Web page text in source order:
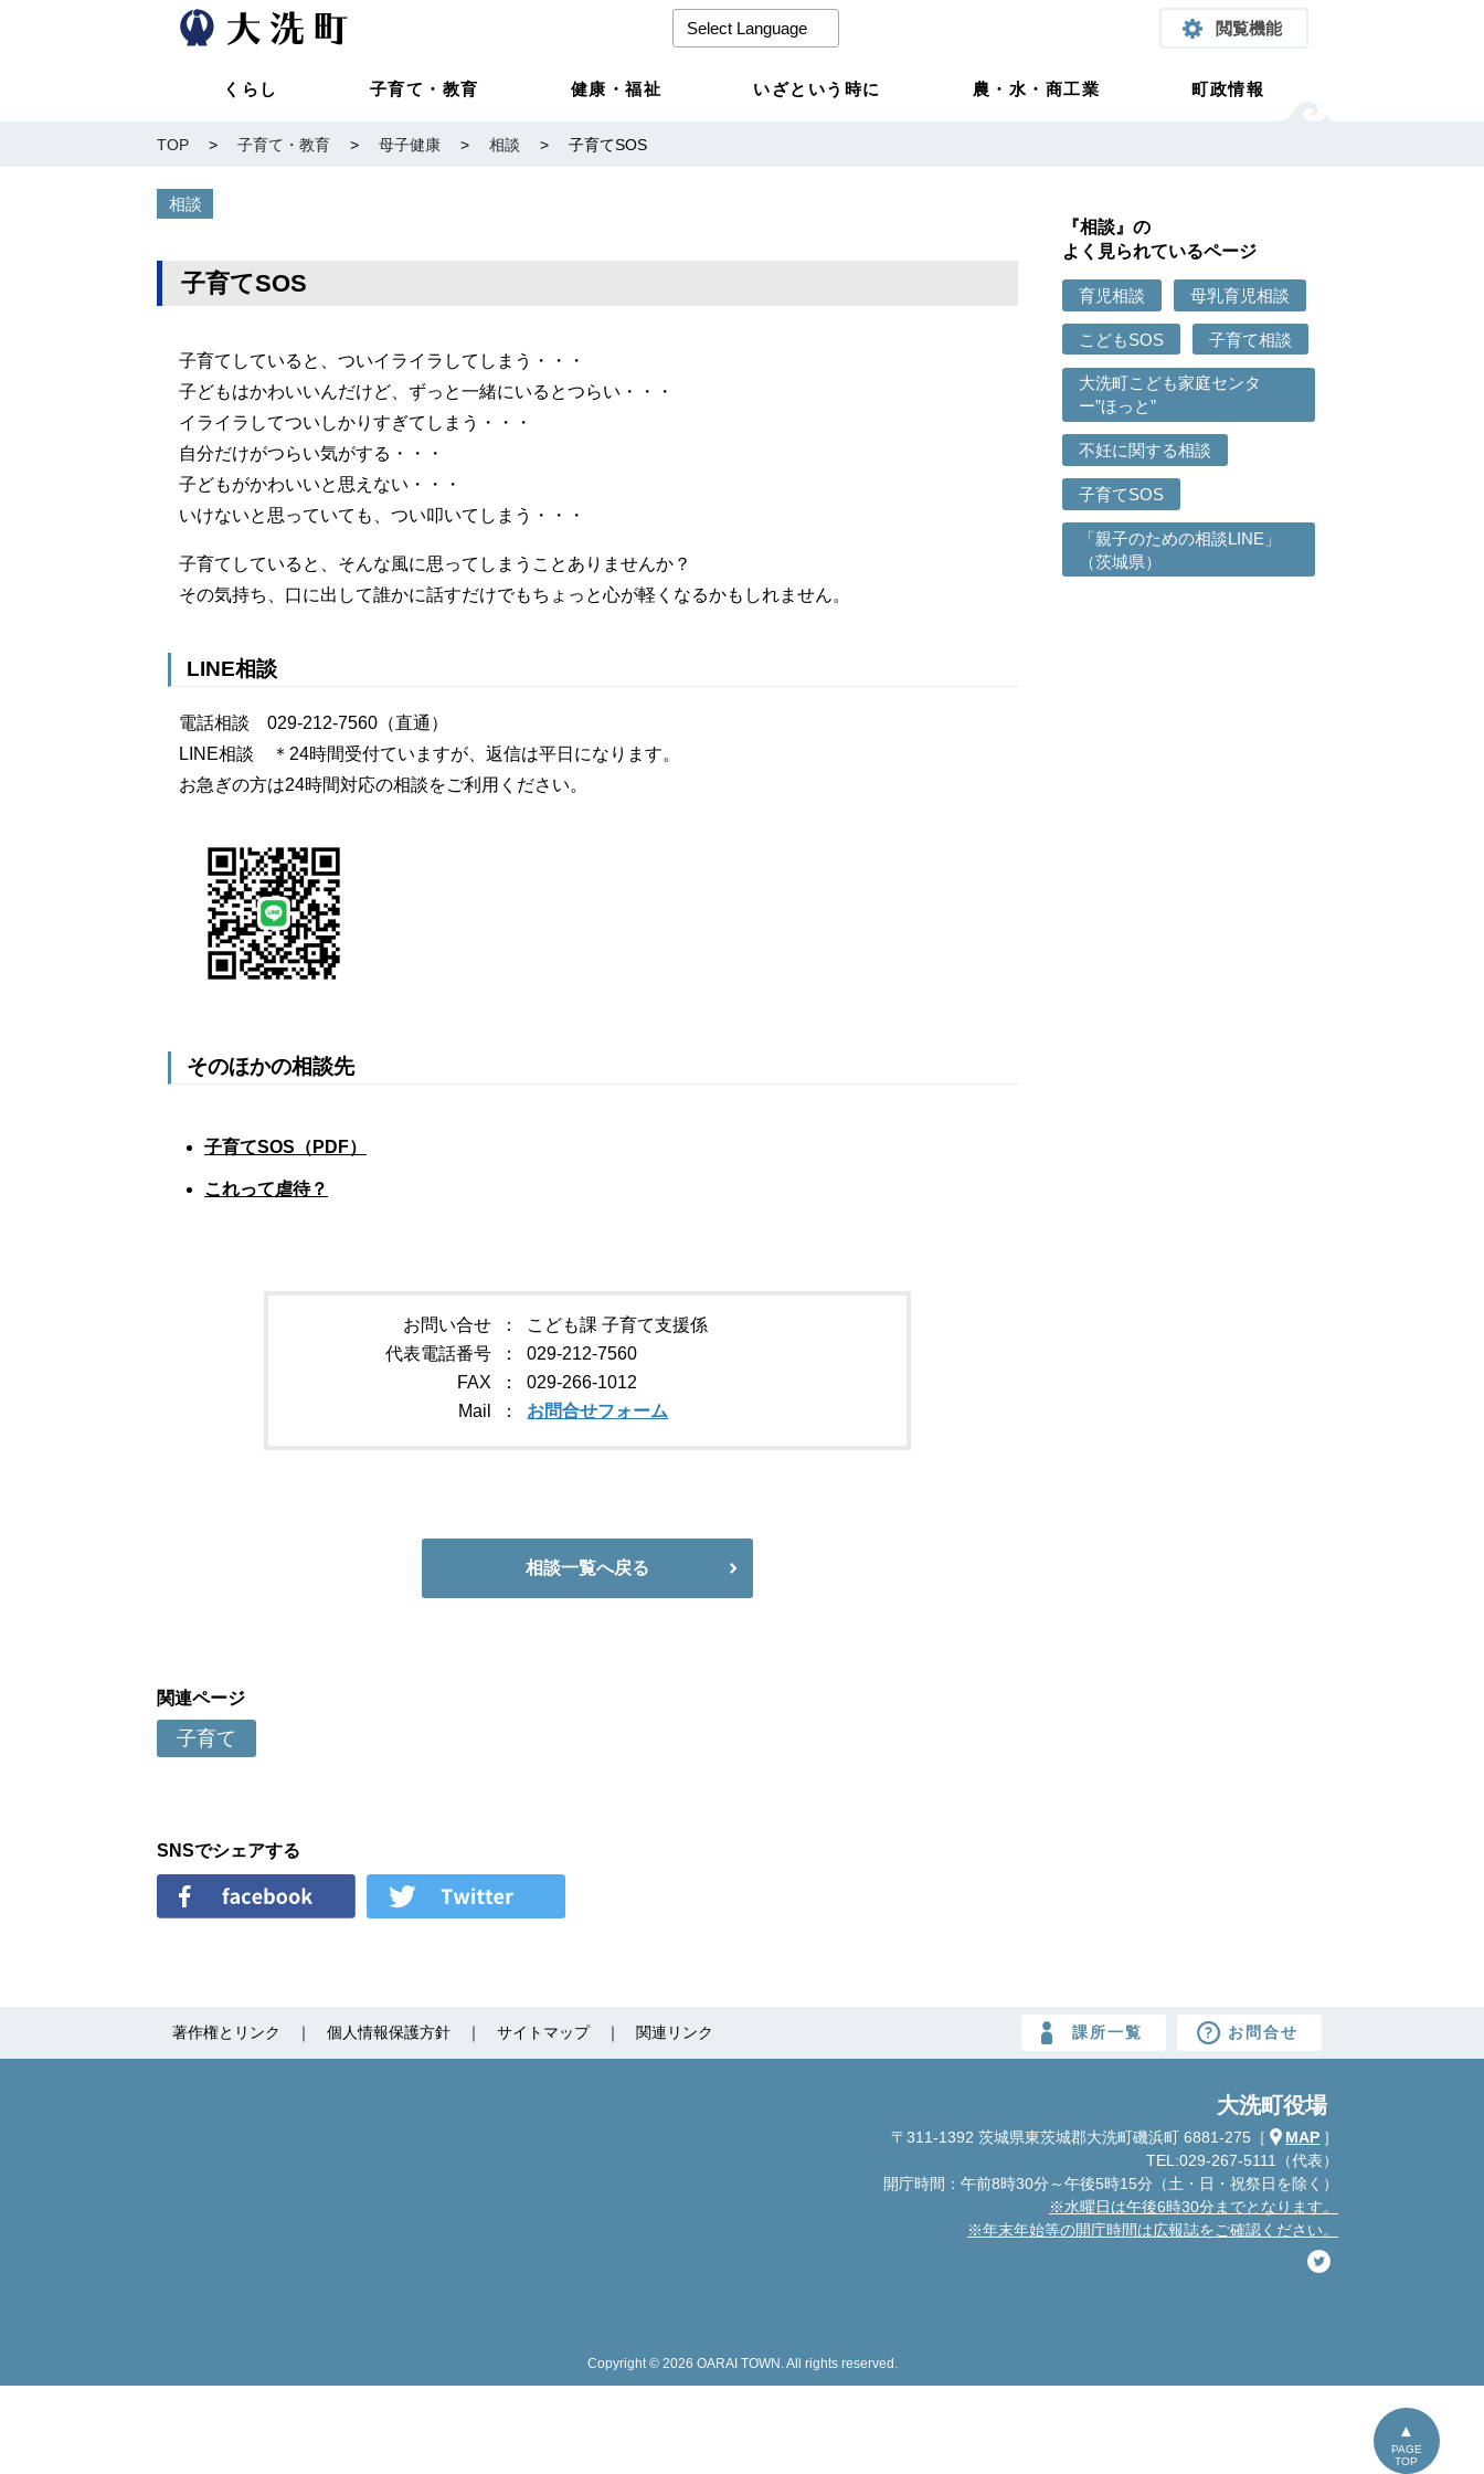
閲覧機能
くらし 子育て・教育 健康・福祉 いざという時に 農・水・商工業 町政情報
TOP > 子育て・教育 > 母子健康 > 相談 > 子育てSOS
相談
子育てSOS
子育てしていると、ついイライラしてしまう・・・
子どもはかわいいんだけど、ずっと一緒にいるとつらい・・・
イライラしてついしかりすぎてしまう・・・
自分だけがつらい気がする・・・
子どもがかわいいと思えない・・・
いけないと思っていても、つい叩いてしまう・・・
子育てしていると、そんな風に思ってしまうことありませんか？
その気持ち、口に出して誰かに話すだけでもちょっと心が軽くなるかもしれません。
LINE相談
電話相談 029-212-7560（直通）
LINE相談 ＊24時間受付ていますが、返信は平日になります。
お急ぎの方は24時間対応の相談をご利用ください。
そのほかの相談先
子育てSOS（PDF）
これって虐待？
お問い合せ
こども課 子育て支援係
代表電話番号
029-212-7560
FAX
029-266-1012
Mail
お問合せフォーム
相談一覧へ戻る
関連ページ
子育て
SNSでシェアする
『相談』の
よく見られているページ
育児相談 母乳育児相談
こどもSOS 子育て相談
大洗町こども家庭センタ
ー”ほっと”
不妊に関する相談
子育てSOS
「親子のための相談LINE」
（茨城県）
PAGE
TOP
著作権とリンク 個人情報保護方針 サイトマップ 関連リンク 課所一覧 お問合せ
大洗町役場
〒311-1392 茨城県東茨城郡大洗町磯浜町 6881-275 ［ MAP ］
TEL:029-267-5111（代表）
開庁時間：午前8時30分～午後5時15分 （土・日・祝祭日を除く）
※水曜日は午後6時30分までとなります。
※年末年始等の開庁時間は広報誌をご確認ください。
Copyright © 2026 OARAI TOWN. All rights reserved.